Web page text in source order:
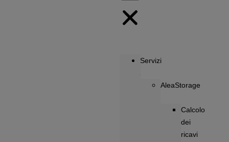
Servizi
AleaStorage
Calcolo
dei
ricavi